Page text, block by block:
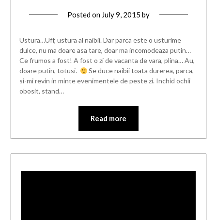
Posted on July 9, 2015 by
Ustura…Uff, ustura al naibii. Dar parca este o usturime
dulce, nu ma doare asa tare, doar ma incomodeaza putin…
Ce frumos a fost! A fost o zi de vacanta de vara, plina… Au,
doare putin, totusi.
Se duce naibii toata durerea, parca,
si-mi revin in minte evenimentele de peste zi. Inchid ochii
obosit, stand…
Read more